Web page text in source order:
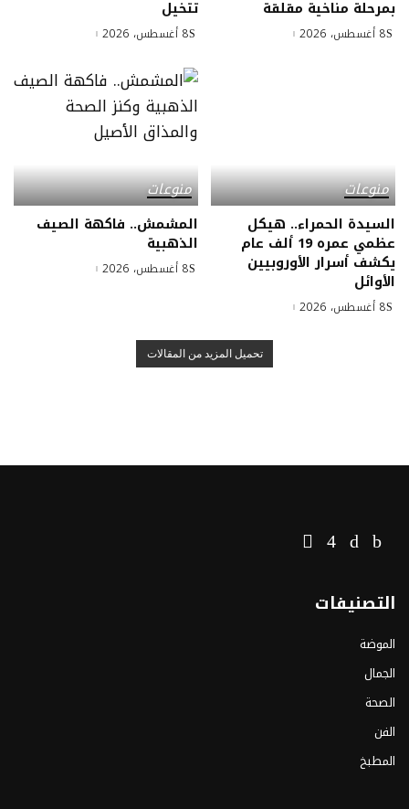
بمرحلة مناخية مقلقة
8 أغسطس، 2026
تتخيل
8 أغسطس، 2026
منوعات
السيدة الحمراء.. هيكل
عظمي عمره 19 ألف عام
يكشف أسرار الأوروبيين
الأوائل
8 أغسطس، 2026
منوعات
المشمش.. فاكهة الصيف
الذهبية
8 أغسطس، 2026
تحميل المزيد من المقالات
التصنيفات
الموضة
الجمال
الصحة
الفن
المطبخ